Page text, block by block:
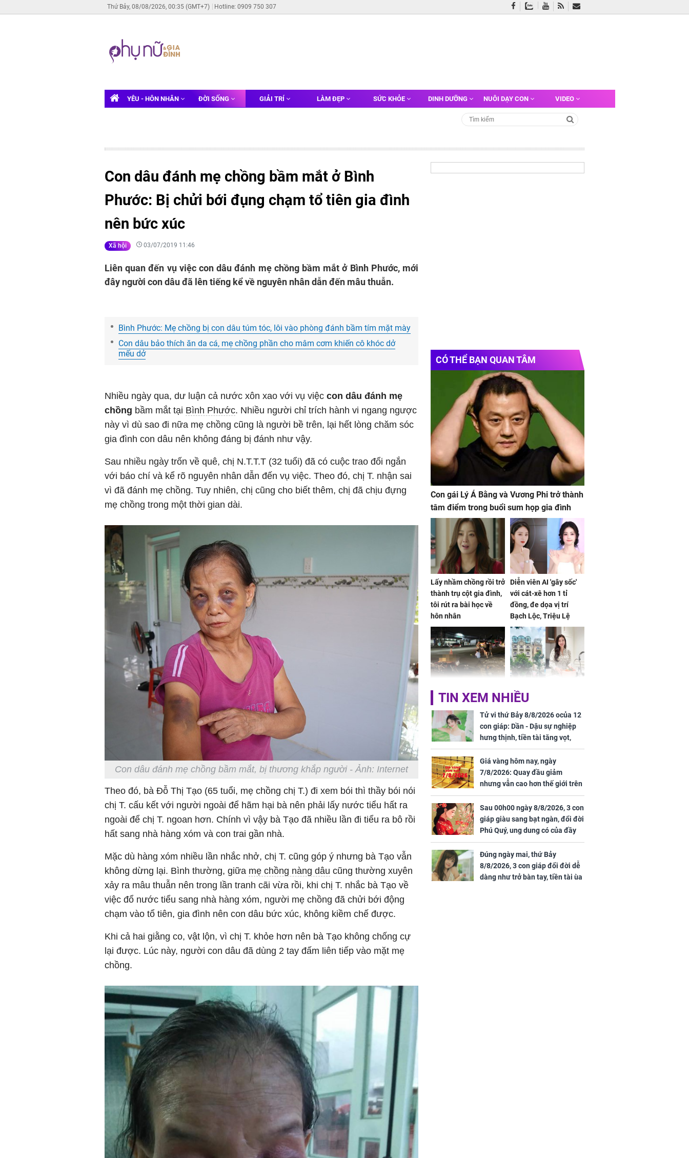
Thứ Bảy, 08/08/2026, 00:35 (GMT+7) Hotline: 0909 750 307
YÊU - HÔN NHÂN ĐỜI SỐNG GIẢI TRÍ LÀM ĐẸP SỨC KHỎE DINH DƯỠNG NUÔI DẠY CON VIDEO
Con dâu đánh mẹ chồng bầm mắt ở Bình
Phước: Bị chửi bới đụng chạm tổ tiên gia đình
nên bức xúc
Xã hội 03/07/2019 11:46
Liên quan đến vụ việc con dâu đánh mẹ chồng bầm mắt ở Bình Phước, mới
đây người con dâu đã lên tiếng kể về nguyên nhân dẫn đến mâu thuẫn.
Bình Phước: Mẹ chồng bị con dâu túm tóc, lôi vào phòng đánh bầm tím mặt mày
Con dâu bảo thích ăn da cá, mẹ chồng phần cho mâm cơm khiến cô khóc dở
mếu dở
Nhiều ngày qua, dư luận cả nước xôn xao với vụ việc con dâu đánh mẹ
chồng bầm mắt tại Bình Phước. Nhiều người chỉ trích hành vi ngang ngược
này vì dù sao đi nữa mẹ chồng cũng là người bề trên, lại hết lòng chăm sóc
gia đình con dâu nên không đáng bị đánh như vậy.
Sau nhiều ngày trốn về quê, chị N.T.T.T (32 tuổi) đã có cuộc trao đổi ngắn
với báo chí và kể rõ nguyên nhân dẫn đến vụ việc. Theo đó, chị T. nhận sai
vì đã đánh mẹ chồng. Tuy nhiên, chị cũng cho biết thêm, chị đã chịu đựng
mẹ chồng trong một thời gian dài.
Con dâu đánh mẹ chồng bầm mắt, bị thương khắp người - Ảnh: Internet
Theo đó, bà Đỗ Thị Tạo (65 tuổi, mẹ chồng chị T.) đi xem bói thì thầy bói nói
chị T. cấu kết với người ngoài để hãm hại bà nên phải lấy nước tiểu hất ra
ngoài để chị T. ngoan hơn. Chính vì vậy bà Tạo đã nhiều lần đi tiểu ra bô rồi
hất sang nhà hàng xóm và con trai gần nhà.
Mặc dù hàng xóm nhiều lần nhắc nhở, chị T. cũng góp ý nhưng bà Tạo vẫn
không dừng lại. Bình thường, giữa mẹ chồng nàng dâu cũng thường xuyên
xảy ra mâu thuẫn nên trong lần tranh cãi vừa rồi, khi chị T. nhắc bà Tạo về
việc đổ nước tiểu sang nhà hàng xóm, người mẹ chồng đã chửi bới động
chạm vào tổ tiên, gia đình nên con dâu bức xúc, không kiềm chế được.
Khi cả hai giằng co, vật lộn, vì chị T. khỏe hơn nên bà Tạo không chống cự
lại được. Lúc này, người con dâu đã dùng 2 tay đấm liên tiếp vào mặt mẹ
chồng.
CÓ THỂ BẠN QUAN TÂM
Con gái Lý Á Bằng và Vương Phi trở thành
tâm điểm trong buổi sum họp gia đình
Lấy nhầm chồng rồi trở
thành trụ cột gia đình,
tôi rút ra bài học về
hôn nhân
Diễn viên AI 'gây sốc'
với cát-xê hơn 1 tỉ
đồng, đe dọa vị trí
Bạch Lộc, Triệu Lệ
Dĩnh
TP.HCM: Nữ công nhân
tử vong trên đường đi
làm về trong khu công
nghiệp Sóng Thần
Đỗ Mỹ Linh hé lộ góc
bếp chill của nhà mới -
cạnh biệt thự bầu Hiển
Sau 00h00 ngày
8/8/2026, 3 con giáp
giàu sang bạt ngàn,
đổi đời Phú Quý, ung
dung có của đầy nhà,
ngày càng hưng thịnh
sung túc
TIN XEM NHIỀU
Tử vi thứ Bảy 8/8/2026 ocủa 12
con giáp: Dần - Dậu sự nghiệp
hưng thịnh, tiền tài tăng vọt,
Mão - Thân công việc bất trắc,
tiền mất tật mang
Giá vàng hôm nay, ngày
7/8/2026: Quay đầu giảm
nhưng vẫn cao hơn thế giới trên
7 triệu đồng
Sau 00h00 ngày 8/8/2026, 3 con
giáp giàu sang bạt ngàn, đổi đời
Phú Quý, ung dung có của đầy
nhà, ngày càng hưng thịnh sung
túc
Đúng ngày mai, thứ Bảy
8/8/2026, 3 con giáp đổi đời dễ
dàng như trở bàn tay, tiền tài ùa